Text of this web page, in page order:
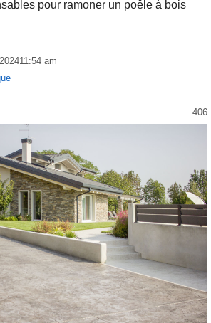
pour ramoner un poêle à bois
11:54 am
406